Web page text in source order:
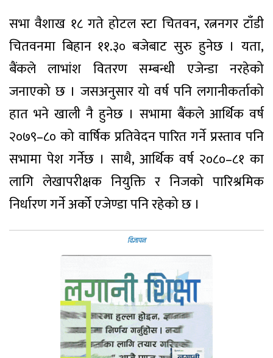
सभा वैशाख १८ गते होटल स्टा चितवन, रत्ननगर टाँडी
चितवनमा बिहान ११.३० बजेबाट सुरु हुनेछ । यता,
बैंकले लाभांश वितरण सम्बन्धी एजेन्डा नरहेको
जनाएको छ । जसअनुसार यो वर्ष पनि लगानीकर्ताको
हात भने खाली नै हुनेछ । सभामा बैंकले आर्थिक वर्ष
२०७९–८० को वार्षिक प्रतिवेदन पारित गर्ने प्रस्ताव पनि
सभामा पेश गर्नेछ । साथै, आर्थिक वर्ष २०८०–८१ का
लागि लेखापरीक्षक नियुक्ति र निजको पारिश्रमिक
निर्धारण गर्ने अर्को एजेण्डा पनि रहेको छ ।